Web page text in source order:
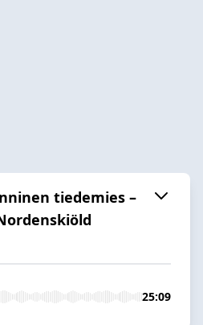
tiedemies –
25:09